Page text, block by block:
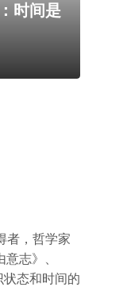
时间是
者，哲学家
志》、
状态和时间的